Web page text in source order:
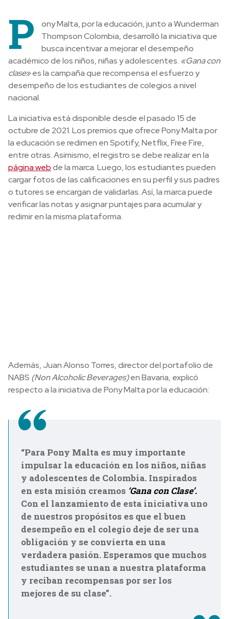
P
ony Malta, por la educación, junto a Wunderman
Thompson Colombia, desarrolló la iniciativa que
busca incentivar a mejorar el desempeño
académico de los niños, niñas y adolescentes. «Gana con
clase»es la campaña que recompensa el esfuerzo y
desempeño de los estudiantes de colegios a nivel
nacional.
La iniciativa está disponible desde el pasado 15 de
octubre de 2021. Los premios que ofrece Pony Malta por
la educación se redimen en Spotify, Netflix, Free Fire,
entre otras. Asimismo, el registro se debe realizar en la
página webde la marca. Luego, los estudiantes pueden
cargar fotos de las calificaciones en su perfil y sus padres
o tutores se encargan de validarlas. Así, la marca puede
verificar las notas y asignar puntajes para acumular y
redimir en la misma plataforma.
Además, Juan Alonso Torres, director del portafolio de
NABS (Non Alcoholic Beverages)en Bavaria, explicó
respecto a la iniciativa de Pony Malta por la educación:
“Para Pony Malta es muy importante
impulsar la educación en los niños, niñas
y adolescentes de Colombia. Inspirados
en esta misión creamos ‘Gana con Clase’.
Con el lanzamiento de esta iniciativa uno
de nuestros propósitos es que el buen
desempeño en el colegio deje de ser una
obligación y se convierta en una
verdadera pasión. Esperamos que muchos
estudiantes se unan a nuestra plataforma
y reciban recompensas por ser los
mejores de su clase”.